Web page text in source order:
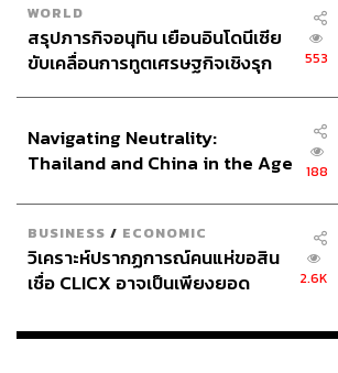
WORLD
สรุปภารกิจอนุทิน เยือนอินโดนีเซีย
ขับเคลื่อนการทูตเศรษฐกิจเชิงรุก
553
Navigating Neutrality:
Thailand and China in the Age
188
BUSINESS / ECONOMIC
วิเคราะห์ปรากฏการณ์คนแห่ขอสิน
เชื่อ CLICX อาจเป็นเพียงยอด
เรือนไทยที่ถูกซุกไว้
2.6K